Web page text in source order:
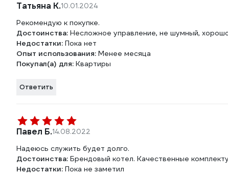
Татьяна К.10.01.2024
Рекомендую к покупке.
Достоинства: Несложное управление, не шумный,
Недостатки: Пока нет
Опыт использования: Менее месяца
Покупал(а) для: Квартиры
Ответить
Павел Б.14.08.2022
Надеюсь служить будет долго.
Достоинства: Брендовый котел. Качественные
Недостатки: Пока не заметил